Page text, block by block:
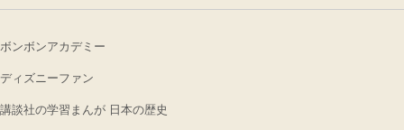
ボンボンアカデミー
ディズニーファン
講談社の学習まんが 日本の歴史